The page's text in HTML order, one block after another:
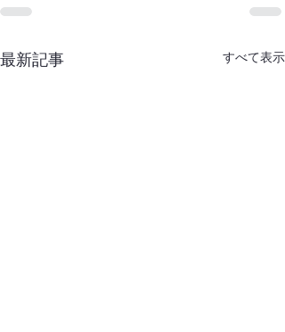
最新記事 すべて表示